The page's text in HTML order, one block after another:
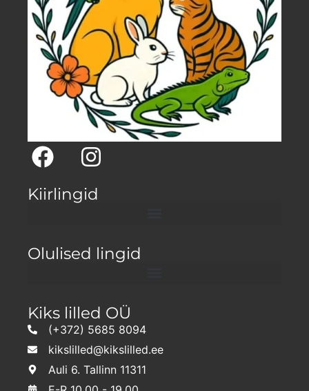
Kiirlingid
Olulised lingid
Kiks lilled OÜ
(+372) 5685 8094
kikslilled@kikslilled.ee
Auli 6. Tallinn 11311